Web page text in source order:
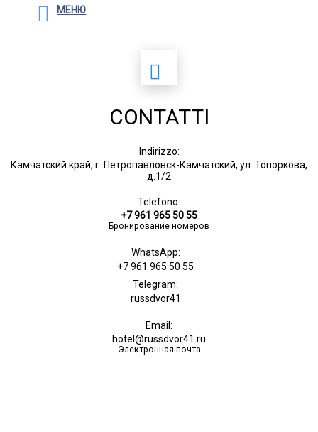
МЕНЮ
CONTATTI
Indirizzo:
Камчатский край, г. Петропавловск-Камчатский, ул. Топоркова,
д.1/2
Telefono:
+7 961 965 50 55
Бронирование номеров
WhatsApp:
+7 961 965 50 55
Telegram:
russdvor41
Email:
hotel@russdvor41.ru
Электронная почта